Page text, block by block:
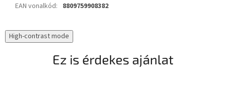
EAN vonalkód: 8809759908382
High-contrast mode
Ez is érdekes ajánlat